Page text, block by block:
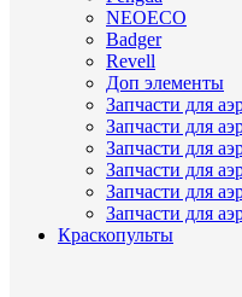
NEOECO
Badger
Revell
Доп элементы
Запчасти для
Запчасти для
Запчасти для
Запчасти для
Запчасти для
Запчасти для
Краскопульты